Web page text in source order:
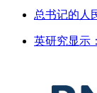
总书记的人
英研究显示